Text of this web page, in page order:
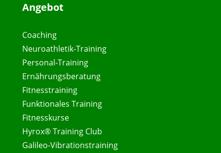
Angebot
Coaching
Neuroathletik-Training
Personal-Training
Ernährungsberatung
Fitnesstraining
Funktionales Training
Fitnesskurse
Hyrox® Training Club
Galileo-Vibrationstraining